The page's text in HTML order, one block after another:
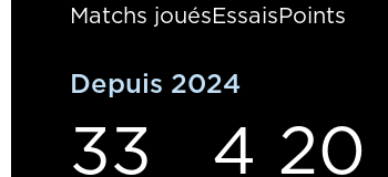
Matchs joués Essais Points
Depuis 2024
33 4 20